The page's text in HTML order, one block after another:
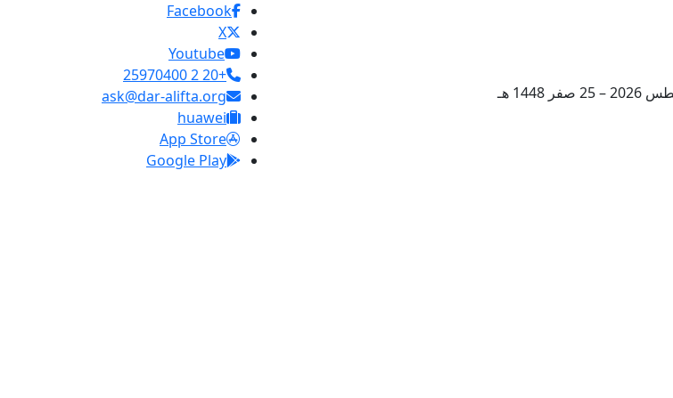
Facebook
X
Youtube
+20 2 25970400
ask@dar-alifta.org
huawei
App Store
Google Play